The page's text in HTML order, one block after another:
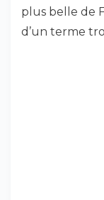
plus belle de
d’un terme